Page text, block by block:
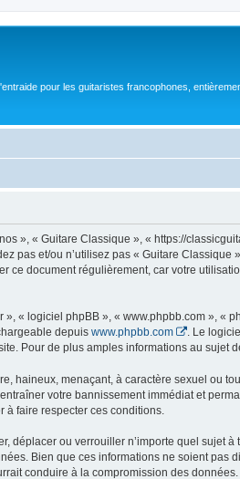
pour les guitaristes francophones,
», « Guitare Classique », « https://
pas et/ou n’utilisez pas « Guitare
document régulièrement, car votre
« logiciel phpBB », « www.phpbb.com », «
depuis www.phpbb.com
. Le
Pour de plus amples informations au sujet
haineux, menaçant, à caractère sexuel ou
votre bannissement immédiat et
à faire respecter ces conditions.
déplacer ou verrouiller n’importe quel sujet
Bien que ces informations ne soient pas
conduire à la compromission des données.